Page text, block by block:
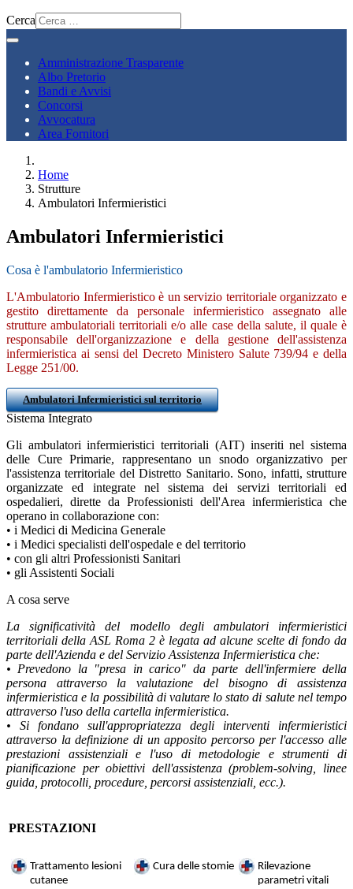
Cerca
Amministrazione Trasparente
Albo Pretorio
Bandi e Avvisi
Concorsi
Avvocatura
Area Fornitori
Home
Strutture
Ambulatori Infermieristici
Ambulatori Infermieristici
Cosa è l'ambulatorio Infermieristico
L'Ambulatorio Infermieristico è un servizio territoriale organizzato e
gestito direttamente da personale infermieristico assegnato alle
strutture ambulatoriali territoriali e/o alle case della salute, il quale è
responsabile dell'organizzazione e della gestione dell'assistenza
infermieristica ai sensi del Decreto Ministero Salute 739/94 e della
Legge 251/00.
Ambulatori Infermieristici sul territorio
Sistema Integrato
Gli ambulatori infermieristici territoriali (AIT) inseriti nel sistema
delle Cure Primarie, rappresentano un snodo organizzativo per
l'assistenza territoriale del Distretto Sanitario. Sono, infatti, strutture
organizzate ed integrate nel sistema dei servizi territoriali ed
ospedalieri, dirette da Professionisti dell'Area infermieristica che
operano in collaborazione con:
• i Medici di Medicina Generale
• i Medici specialisti dell'ospedale e del territorio
• con gli altri Professionisti Sanitari
• gli Assistenti Sociali
A cosa serve
La significatività del modello degli ambulatori infermieristici
territoriali della ASL Roma 2 è legata ad alcune scelte di fondo da
parte dell'Azienda e del Servizio Assistenza Infermieristica che:
• Prevedono la "presa in carico" da parte dell'infermiere della
persona attraverso la valutazione del bisogno di assistenza
infermieristica e la possibilità di valutare lo stato di salute nel tempo
attraverso l'uso della cartella infermieristica.
• Si fondano sull'appropriatezza degli interventi infermieristici
attraverso la definizione di un apposito percorso per l'accesso alle
prestazioni assistenziali e l'uso di metodologie e strumenti di
pianificazione per obiettivi dell'assistenza (problem-solving, linee
guida, protocolli, procedure, percorsi assistenziali, ecc.).
PRESTAZIONI
Trattamento lesioni
cutanee
Cura delle stomie
Rilevazione
parametri vitali